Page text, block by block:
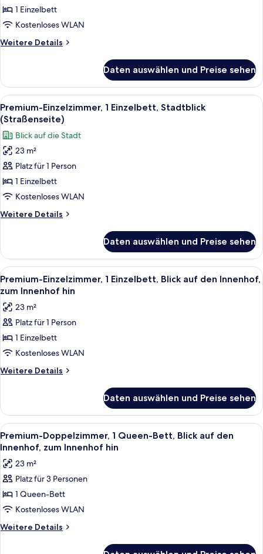
Courtyard
Area
Einzelzimmer,
1 Einzelbett,
Nichtraucher
anzeigen
1 Einzelbett
Kostenloses WLAN
Weitere Details
Weitere
Einzelzimmer,
1 Einzelbett,
Nichtraucher
Daten auswählen und Preise sehen
Alle
Fotos
für
Premium-
Einzelzimmer,
1 Einzelbett,
Stadtblick
(Straßenseite)
anzeigen
Ein Hotelzimmer mit einem großen
11
Premium-Einzelzimmer, 1 Einzelbett, Stadtblick
(Straßenseite)
Blick auf die Stadt
23 m²
Platz für 1 Person
1 Einzelbett
Kostenloses WLAN
Weitere Details
Weitere
Einzelzimmer,
1 Einzelbett,
Stadtblick
(Straßenseite)
Daten auswählen und Preise sehen
Alle
Fotos
für
Premium-
Einzelzimmer,
1 Einzelbett,
Blick
auf
zum
Innenhof
hin
anzeigen
Ein Hotelzimmer mit einem großen
10
Premium-Einzelzimmer, 1 Einzelbett, Blick auf den Innenhof,
zum Innenhof hin
23 m²
Platz für 1 Person
1 Einzelbett
Kostenloses WLAN
Weitere Details
Weitere
Einzelzimmer,
1 Einzelbett,
Blick
auf
Innenhof,
zum
hin
Daten auswählen und Preise sehen
Alle
Fotos
für
Premium-
Doppelzimmer,
1
Queen-
Bett,
32-Zoll-Smart-TV mit
12
Premium-Doppelzimmer, 1 Queen-Bett, Blick auf den
Innenhof, zum Innenhof hin
23 m²
Platz für 3 Personen
1 Queen-Bett
Kostenloses WLAN
Weitere Details
Weitere